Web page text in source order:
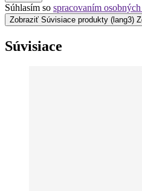
Súhlasím so spracovaním
Zobraziť Súvisiace produkty (lang3)
Súvisiace